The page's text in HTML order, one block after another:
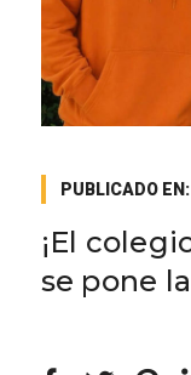
PUBLICADO EN:
¡El
se pone